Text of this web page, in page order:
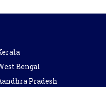
Bengal
Pradesh